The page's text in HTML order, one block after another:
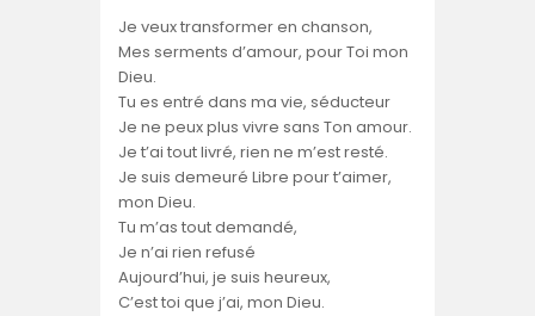
Je veux transformer en chanson,
Mes serments d’amour, pour Toi mon
Dieu.
Tu es entré dans ma vie, séducteur
Je ne peux plus vivre sans Ton amour.
Je t’ai tout livré, rien ne m’est resté.
Je suis demeuré Libre pour t’aimer,
mon Dieu.
Tu m’as tout demandé,
Je n’ai rien refusé
Aujourd’hui, je suis heureux,
C’est toi que j’ai, mon Dieu.